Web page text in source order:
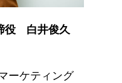
役 白井俊久
ーケティング